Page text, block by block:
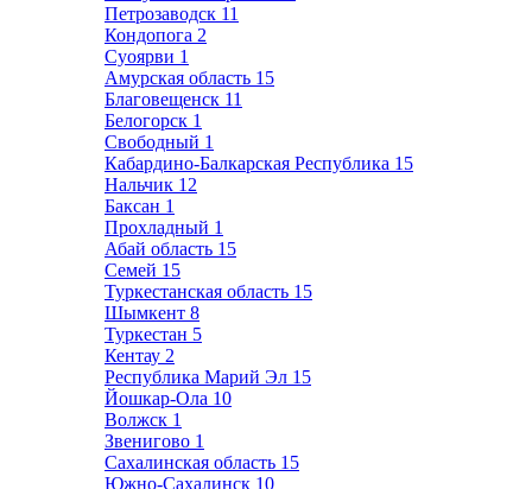
Петрозаводск 11
Кондопога 2
Суоярви 1
Амурская область 15
Благовещенск 11
Белогорск 1
Свободный 1
Кабардино-Балкарская Республика 15
Нальчик 12
Баксан 1
Прохладный 1
Абай область 15
Семей 15
Туркестанская область 15
Шымкент 8
Туркестан 5
Кентау 2
Республика Марий Эл 15
Йошкар-Ола 10
Волжск 1
Звенигово 1
Сахалинская область 15
Южно-Сахалинск 10